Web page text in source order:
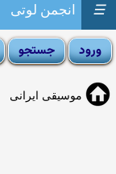
انجمن لوتی ☰
موسیقی ایرانی